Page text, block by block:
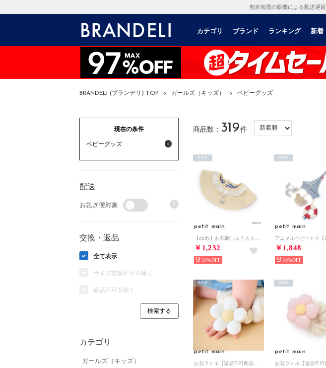
熊本地震の影響による配送遅延
カテゴリ ブランド ランキング 新着
BRANDELI (ブランデリ) TOP > ガールズ（キッズ） > ベビーグッズ
現在の条件
ベビーグッズ
配送
お急ぎ便対象 ?
交換・返品
全て表示
サイズ交換不可を除く
返品不可を除く
カテゴリ
ガールズ（キッズ）
商品数： 319件
petit main
￥1,232
NEW
30%
petit main
￥1,848
NEW
30%
petit main
NEW
petit main
NEW